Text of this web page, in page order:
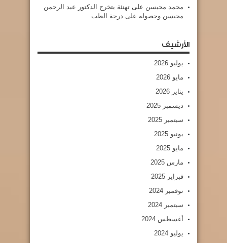
محمد محيسن على تهنئة بتخرج الدكتور عبد الرحمن
محيسن وحصوله على درجة الطب
الأرشيف
يوليو 2026
مايو 2026
يناير 2026
ديسمبر 2025
سبتمبر 2025
يونيو 2025
مايو 2025
مارس 2025
فبراير 2025
نوفمبر 2024
سبتمبر 2024
أغسطس 2024
يوليو 2024